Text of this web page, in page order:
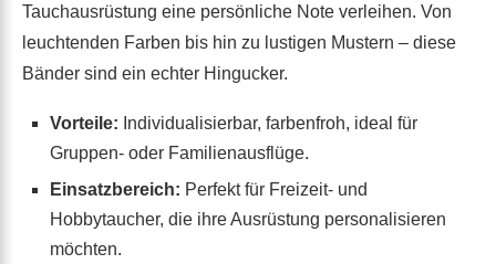
Tauchausrüstung eine persönliche Note verleihen. Von
leuchtenden Farben bis hin zu lustigen Mustern – diese
Bänder sind ein echter Hingucker.
Vorteile: Individualisierbar, farbenfroh, ideal für
Gruppen- oder Familienausflüge.
Einsatzbereich: Perfekt für Freizeit- und
Hobbytaucher, die ihre Ausrüstung personalisieren
möchten.